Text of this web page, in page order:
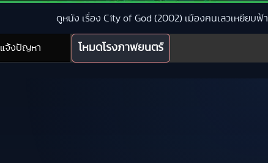
ดูหนัง เรื่อง City of God (2002) เมืองคนเลวเหยียบฟ้า
แจ้งปัญหา โหมดโรงภาพยนตร์